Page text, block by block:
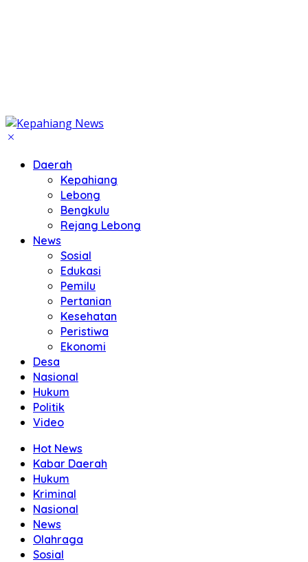
Daerah
Kepahiang
Lebong
Bengkulu
Rejang Lebong
News
Sosial
Edukasi
Pemilu
Pertanian
Kesehatan
Peristiwa
Ekonomi
Desa
Nasional
Hukum
Politik
Video
Hot News
Kabar Daerah
Hukum
Kriminal
Nasional
News
Olahraga
Sosial